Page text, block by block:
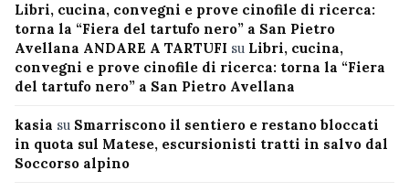
Libri, cucina, convegni e prove cinofile di ricerca:
torna la “Fiera del tartufo nero” a San Pietro
Avellana ANDARE A TARTUFI su Libri, cucina,
convegni e prove cinofile di ricerca: torna la “Fiera
del tartufo nero” a San Pietro Avellana
kasia su Smarriscono il sentiero e restano bloccati
in quota sul Matese, escursionisti tratti in salvo dal
Soccorso alpino